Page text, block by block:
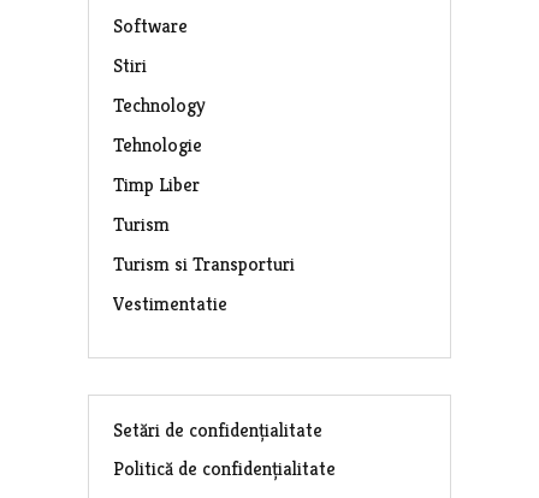
Software
Stiri
Technology
Tehnologie
Timp Liber
Turism
Turism si Transporturi
Vestimentatie
Setări de confidențialitate
Politică de confidențialitate